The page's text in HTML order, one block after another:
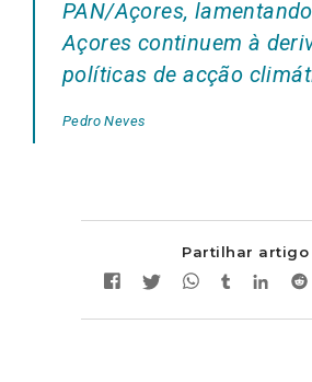
PAN/Açores,
Açores continuem à
políticas de acção
Pedro Neves
Partilhar artigo